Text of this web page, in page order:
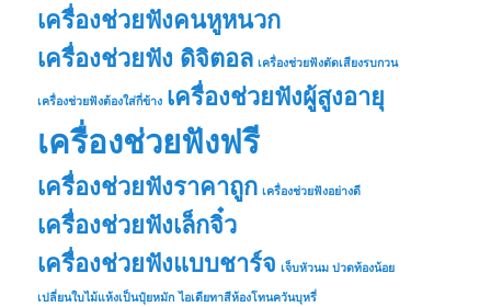
เครื่องช่วยฟังคนหูหนวก
เครื่องช่วยฟัง ดิจิตอล เครื่องช่วยฟังตัดเสียงรบกวน
เครื่องช่วยฟังต้องใส่กี่ข้าง เครื่องช่วยฟังผู้สูงอายุ
เครื่องช่วยฟังฟรี
เครื่องช่วยฟังราคาถูก เครื่องช่วยฟังอย่างดี
เครื่องช่วยฟังเล็กจิ๋ว
เครื่องช่วยฟังแบบชาร์จ เจ็บหัวนม ปวดท้องน้อย
เปลี่ยนใบไม้แห้งเป็นปุ๋ยหมัก ไอเดียทาสีห้องโทนควันบุหรี่